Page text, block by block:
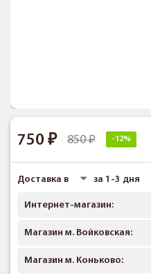
750 850 -12%
Доставка в за 1-3 дня
Интернет-магазин:
Магазин м. Войковская:
Магазин м. Коньково: